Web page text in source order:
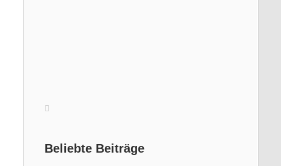
Beliebte Beiträge